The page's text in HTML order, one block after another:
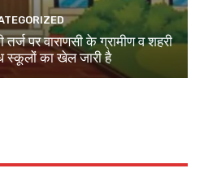
पर वाराणसी के ग्रामीण व शहरी
स्कूलों का खेल जारी है